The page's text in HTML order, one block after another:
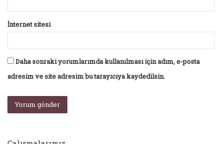
İnternet sitesi
Daha sonraki yorumlarımda kullanılması için adım, e-posta
adresim ve site adresim bu tarayıcıya kaydedilsin.